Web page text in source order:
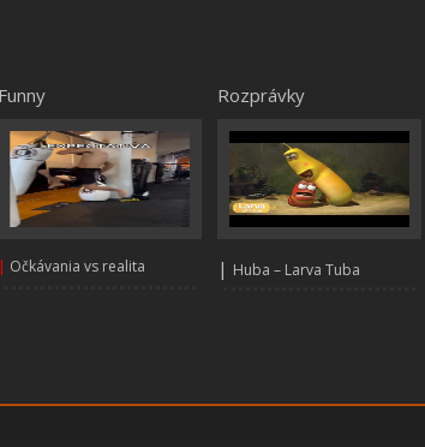
Funny
| Očkávania vs realita
Rozprávky
| Huba – Larva Tuba